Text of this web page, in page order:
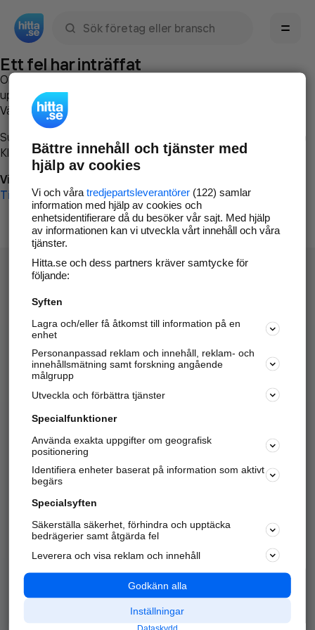
Ett fel har inträffat
Om du vill kan du
uppstod så att vi lättare och snabbare kan avhjälpa det.
Vänligen försök med följande:
Surfa till
Klicka påTillbaka-knappen i webbläsaren och försök igen
Vi beklagar besväret!
Till startsidan
Hitta.se - Gratis nummerupplysning.
Sök företag, personer och platser.
Hitta telefonnummer, adresser, företagsinfo mm.
Marknadsför företaget
Kom igång och annonsera mot
samarbetspartners nära dig.
Alla kategorier
Populära sökningar
API & Kartor
Annonsera
Integritet
Nödnummer
Bättre innehåll och tjänster med
hjälp av cookies
Vi och våra tredjepartsleverantörer(122) samlar
information med hjälp av cookies och
enhetsidentifierare då du besöker vår sajt. Med hjälp
av informationen kan vi utveckla vårt innehåll och våra
tjänster.
Hitta.se och dess partners kräver samtycke för
följande:
Syften
Lagra och/eller få åtkomst till information på en
enhet
Personanpassad reklam och innehåll, reklam- och
innehållsmätning samt forskning angående
målgrupp
Utveckla och förbättra tjänster
Specialfunktioner
Använda exakta uppgifter om geografisk
positionering
Identifiera enheter baserat på information som aktivt
begärs
Specialsyften
Säkerställa säkerhet, förhindra och upptäcka
bedrägerier samt åtgärda fel
Leverera och visa reklam och innehåll
Godkänn alla
Inställningar
Dataskydd